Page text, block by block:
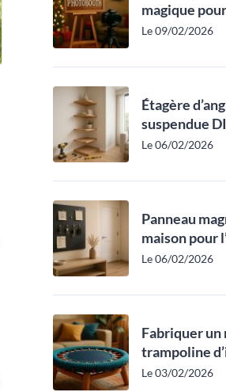
magique
Le 09/02/2026
Étagère
suspendue
Le 06/02/2026
Panneau
maison pour
Le 06/02/2026
Fabriquer un
trampoline
Le 03/02/2026